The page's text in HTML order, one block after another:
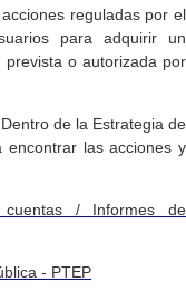
reguladas por el
para adquirir un
o autorizada por
Dentro de la Estrategia de
encontrar las acciones y
/ Informes de
- PTEP